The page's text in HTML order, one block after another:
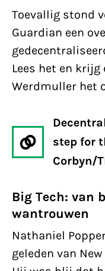
Toevallig stond
Guardian een
Lees het en krijg
Werdmuller het
step for
Corbyn/
Big Tech: van
wantrouwen
Nathaniel
geleden van